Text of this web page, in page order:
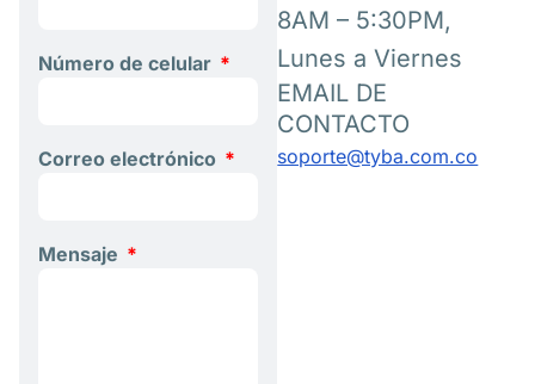
8AM – 5:30PM,
Lunes a Viernes
EMAIL DE
CONTACTO
soporte@tyba.com.co
Número de celular
Correo electrónico
Mensaje